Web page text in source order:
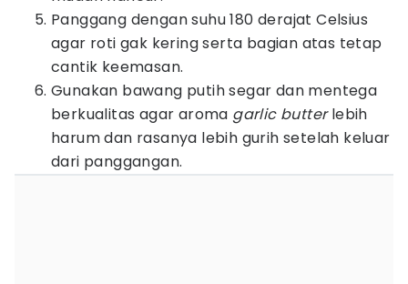
Panggang dengan suhu 180 derajat Celsius
agar roti gak kering serta bagian atas tetap
cantik keemasan.
Gunakan bawang putih segar dan mentega
berkualitas agar aroma garlic butterlebih
harum dan rasanya lebih gurih setelah keluar
dari panggangan.